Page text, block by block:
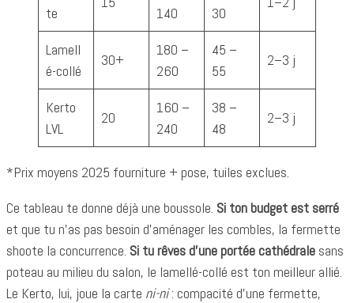
te
140
30
Lamell
é-collé
30+
180 –
260
45 –
55
2–3 j
Kerto
LVL
20
160 –
240
38 –
48
2–3 j
*Prix moyens 2025 fourniture + pose, tuiles exclues.
Ce tableau te donne déjà une boussole. Si ton budget est serré
et que tu n’as pas besoin d’aménager les combles, la fermette
shoote la concurrence. Si tu rêves d’une portée cathédrale sans
poteau au milieu du salon, le lamellé-collé est ton meilleur allié.
Le Kerto, lui, joue la carte ni-ni: compacité d’une fermette,